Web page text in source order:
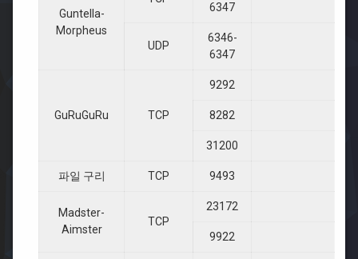
Guntella-
Morpheus
6347
UDP
6346-
6347
GuRuGuRu TCP
9292
8282
31200
파일 구리 TCP 9493
Madster-
Aimster
TCP
23172
9922